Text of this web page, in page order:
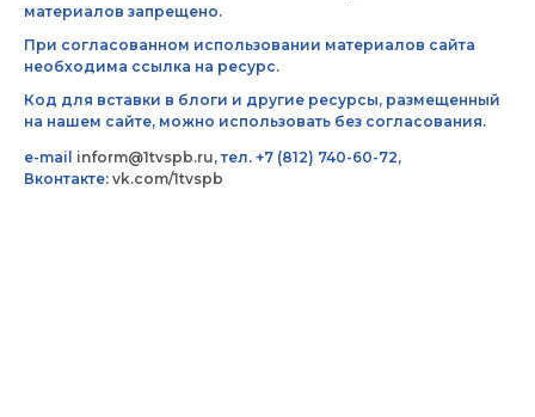
материалов запрещено.
При согласованном использовании материалов сайта
необходима ссылка на ресурс.
Код для вставки в блоги и другие ресурсы, размещенный
на нашем сайте, можно использовать без согласования.
e-mail inform@1tvspb.ru, тел. +7 (812) 740-60-72,
Вконтакте: vk.com/1tvspb